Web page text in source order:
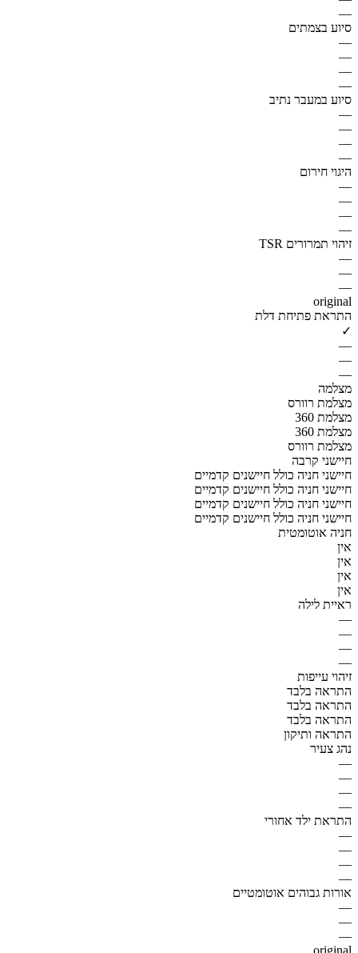
—
סיוע בצמתים
—
—
—
—
סיוע במעבר נתיב
—
—
—
—
היגוי חירום
—
—
—
—
זיהוי תמרורים TSR
—
—
—
original
התראת פתיחת דלת
✓
—
—
—
מצלמה
מצלמת רוורס
מצלמת 360
מצלמת 360
מצלמת רוורס
חיישני קרבה
חיישני חניה כולל חיישנים קדמיים
חיישני חניה כולל חיישנים קדמיים
חיישני חניה כולל חיישנים קדמיים
חיישני חניה כולל חיישנים קדמיים
חניה אוטומטית
אין
אין
אין
אין
ראיית לילה
—
—
—
—
זיהוי עייפות
התראה בלבד
התראה בלבד
התראה בלבד
התראה ותיקון
נהג צעיר
—
—
—
—
התראת ילד אחורי
—
—
—
—
אורות גבוהים אוטומטיים
—
—
—
original